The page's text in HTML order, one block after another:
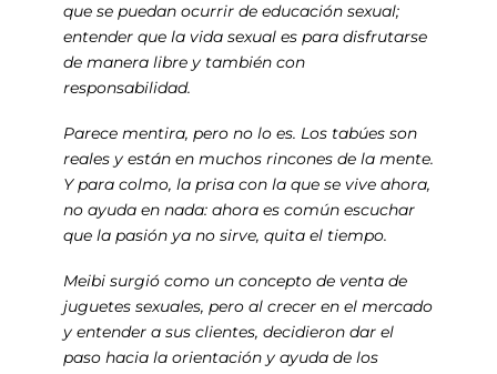
que se puedan ocurrir de educación sexual;
entender que la vida sexual es para disfrutarse
de manera libre y también con
responsabilidad.
Parece mentira, pero no lo es. Los tabúes son
reales y están en muchos rincones de la mente.
Y para colmo, la prisa con la que se vive ahora,
no ayuda en nada: ahora es común escuchar
que la pasión ya no sirve, quita el tiempo.
Meibi surgió como un concepto de venta de
juguetes sexuales, pero al crecer en el mercado
y entender a sus clientes, decidieron dar el
paso hacia la orientación y ayuda de los